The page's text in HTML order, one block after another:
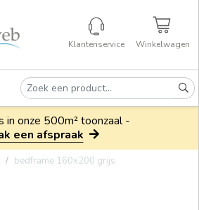
Klantenservice Winkelwagen
in onze 500m² toonzaal -
een afspraak
bedframe 160x200 grijs